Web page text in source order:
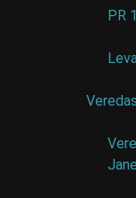
PR
Veredas